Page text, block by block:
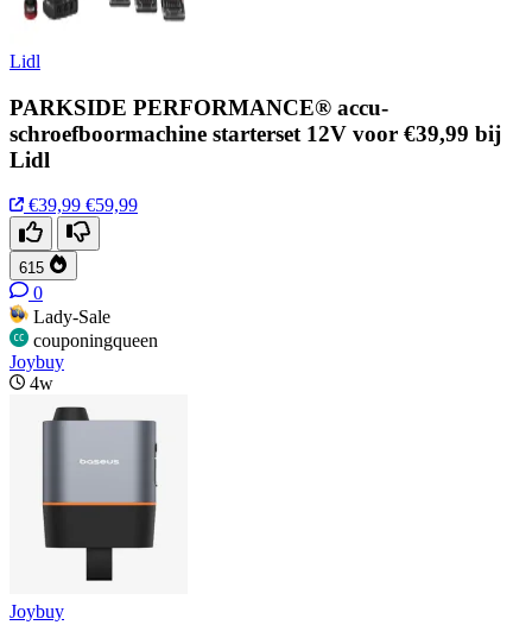
Lidl
PARKSIDE PERFORMANCE® accu-
schroefboormachine starterset 12V voor €39,99 bij
Lidl
€39,99 €59,99
615
0
Lady-Sale
couponingqueen
Joybuy
4w
Joybuy